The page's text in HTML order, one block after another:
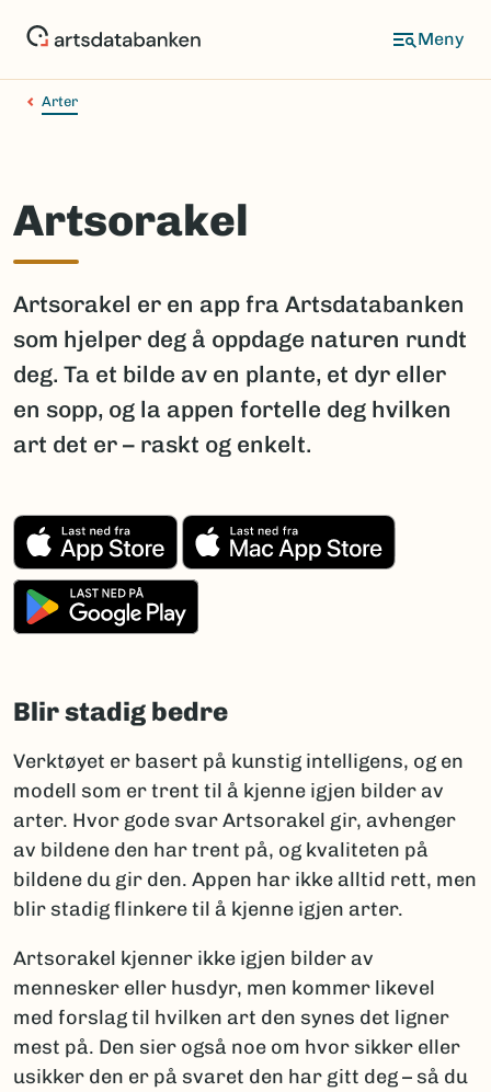
Arter
Artsorakel
Artsorakel er en app fra Artsdatabanken
som hjelper deg å oppdage naturen rundt
deg. Ta et bilde av en plante, et dyr eller
en sopp, og la appen fortelle deg hvilken
art det er – raskt og enkelt.
(Ekstern lenke) (Ekstern
Blir stadig bedre
Verktøyet er basert på kunstig intelligens, og en
modell som er trent til å kjenne igjen bilder av
arter. Hvor gode svar Artsorakel gir, avhenger
av bildene den har trent på, og kvaliteten på
bildene du gir den. Appen har ikke alltid rett, men
blir stadig flinkere til å kjenne igjen arter.
Artsorakel kjenner ikke igjen bilder av
mennesker eller husdyr, men kommer likevel
med forslag til hvilken art den synes det ligner
mest på. Den sier også noe om hvor sikker eller
usikker den er på svaret den har gitt deg – så du